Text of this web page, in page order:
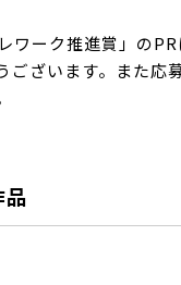
ワーク推進賞」のPR
ございます。また応